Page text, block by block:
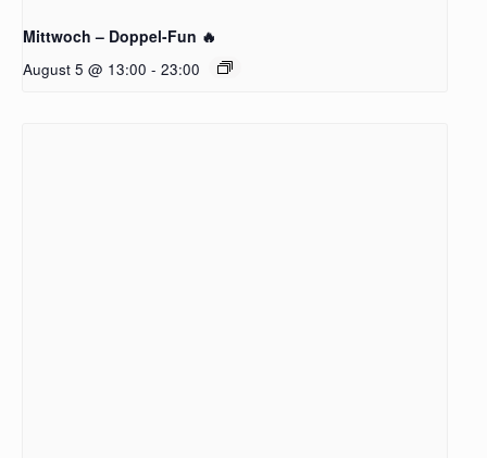
Mittwoch – Doppel-Fun 🔥
August 5 @ 13:00 - 23:00